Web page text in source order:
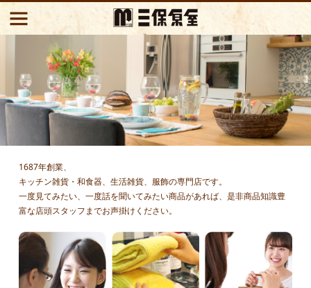
1687年創業、
キッチン雑貨・和食器、生活雑貨、服飾の専門店です。
一度見てみたい、一度話を聞いてみたい商品があれば、是非商品知識豊
富な店頭スタッフまでお声掛けください。